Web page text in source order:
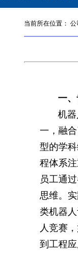
当前所在位置： 公
一
机
一，融
型的学
程体系
员工通
思维。
类机器
人竞赛
到工程